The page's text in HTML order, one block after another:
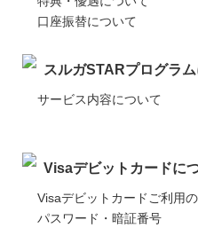
口座振替について
スルガSTARプログラ
サービス内容について
Visaデビットカードに
Visaデビットカードご利用
パスワード・暗証番号